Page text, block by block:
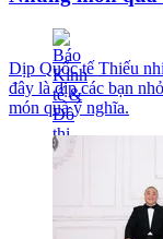
Dịp Quốc tế Thiếu
đây là dịp các bạn
món quà ý nghĩa.